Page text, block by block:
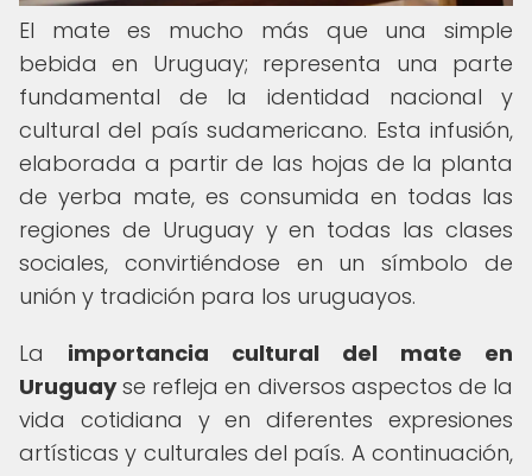
El mate es mucho más que una simple
bebida en Uruguay; representa una parte
fundamental de la identidad nacional y
cultural del país sudamericano. Esta infusión,
elaborada a partir de las hojas de la planta
de yerba mate, es consumida en todas las
regiones de Uruguay y en todas las clases
sociales, convirtiéndose en un símbolo de
unión y tradición para los uruguayos.
La importancia cultural del mate en
Uruguayse refleja en diversos aspectos de la
vida cotidiana y en diferentes expresiones
artísticas y culturales del país. A continuación,